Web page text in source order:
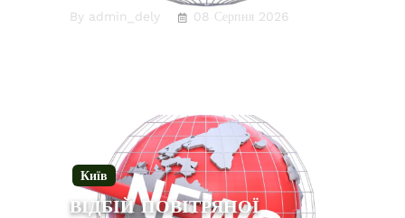
By admin_dely 08 Серпня 2026
Київ
ВІДБІЙ ПОВІТРЯНОЇ